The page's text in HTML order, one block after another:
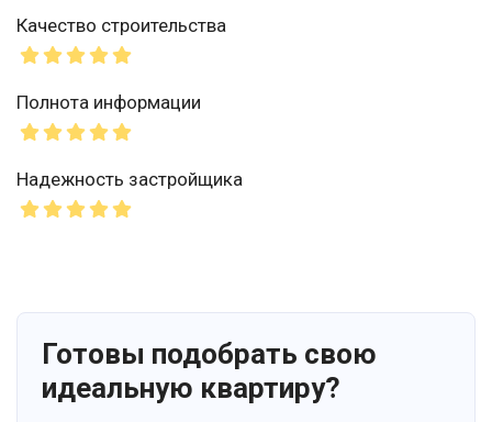
Качество строительства
Полнота информации
Надежность застройщика
Готовы подобрать свою
идеальную квартиру?